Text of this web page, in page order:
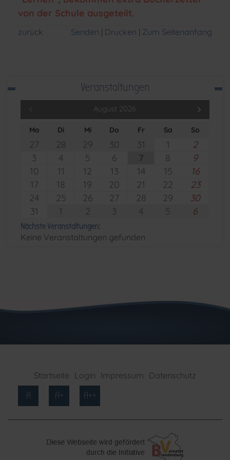
von der Schule ausgeteilt.
zurück Senden Drucken Zum Seitenanfang
Veranstaltungen
August 2026
Mo Di Mi Do Fr Sa So
27 28 29 30 31 1
2
3
4 5 6 7 8
9
10
11 12 13 14 15
16
17
18 19 20 21 22
23
24
25 26 27 28 29
30
31
1 2 3 4 5 6
Nächste Veranstaltungen:
Keine Veranstaltungen gefunden
Startseite Login Impressum Datenschutz
A A+ A++